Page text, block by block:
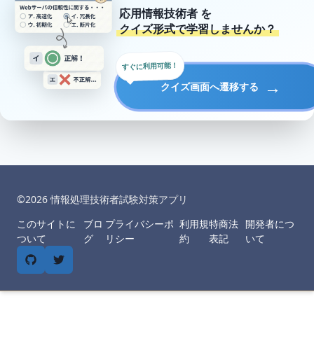
応用情報技術者 を
クイズ形式で学習しませんか？
クイズ画面へ遷移する →
すぐに利用可能！
©︎2026情報処理技術者試験対策アプリ
このサイトに
ついて
ブロ
グ
プライバシーポ
リシー
利用規
約
特商法
表記
開発者につ
いて